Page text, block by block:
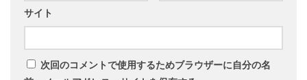
サイト
次回のコメントで使用するためブラウザーに自分の名